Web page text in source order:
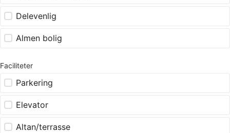
Delevenlig
Almen bolig
Faciliteter
Parkering
Elevator
Altan/terrasse